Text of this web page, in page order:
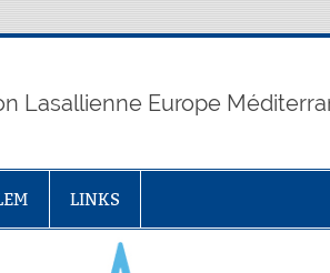
Lasallienne Europe
LINKS